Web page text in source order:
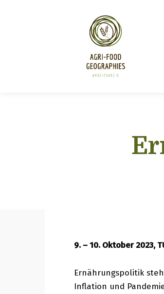
9. – 10. Oktober 2023,
Ernährungspolitik
Inflation und